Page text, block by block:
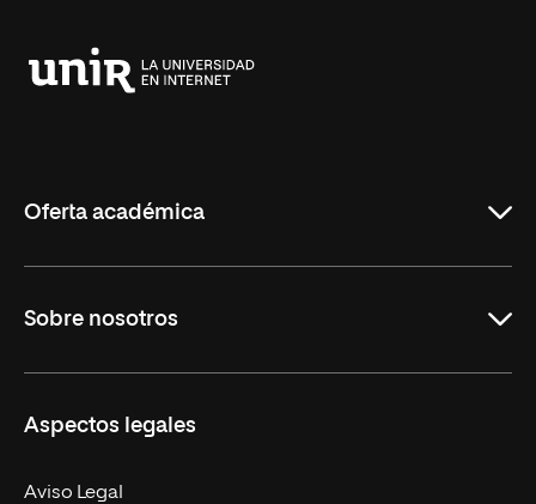
Oferta académica
Derecho
Empresa
MBA
Sobre nosotros
Nuestro Equipo
Contacto
Aspectos legales
Aviso Legal